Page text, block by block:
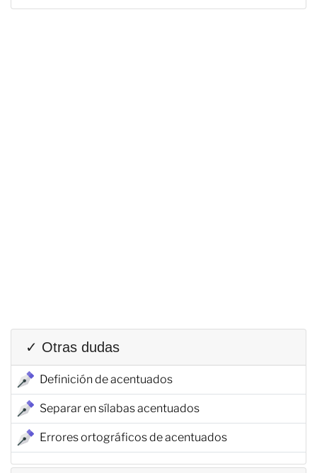
✓ Otras dudas
Definición de acentuados
Separar en sílabas acentuados
Errores ortográficos de acentuados